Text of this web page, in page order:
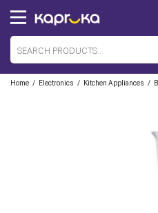
Home / Electronics / Kitchen Appliances /